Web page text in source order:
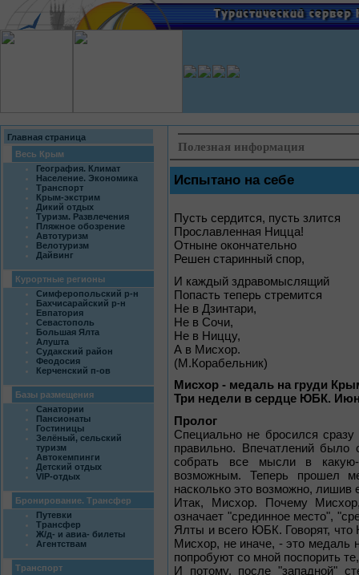
Главная страница
Весь Крым
География. Климат
Население. Экономика
Транспорт
Крым-экстрим
Дикий отдых
Туризм. Развлечения
Пляжное обозрение
Автотуризм
Велотуризм
Дайвинг
Курортные регионы
Симферопольский р-н
Бахчисарайский р-н
Евпатория
Севастополь
Большая Ялта
Алушта
Судакский район
Феодосия
Керченский п-ов
Базы размещения
Санатории
Пансионаты
Гостиницы
Зелёный, сельский
туризм
Автокемпинги
Детский отдых
VIP-отдых
Бронирование. Трансфер
Путевки
Трансфер
Ж/д- и авиа- билеты
Агентствам
Транспорт
Полезная информация
Испытано на себе
Пусть сердится, пусть злится
Прославленная Ницца!
Отныне окончательно
Решен старинный спор,
И каждый здравомыслящий
Попасть теперь стремится
Не в Дзинтари,
Не в Сочи,
Не в Ниццу,
А в Мисхор.
(М.Корабельник)
Мисхор - медаль на груди
Три недели в сердце ЮБК.
Пролог
Специально не бросился
правильно. Впечатлений было
собрать все мысли в какую-
возможным. Теперь прошел
насколько это возможно, лишив
Итак, Мисхор. Почему
означает "срединное место",
Ялты и всего ЮБК. Говорят,
Мисхор, не иначе, - это медаль
попробуют со мной поспорить
И потому, после "западной"